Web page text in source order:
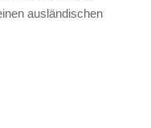
ausländischen